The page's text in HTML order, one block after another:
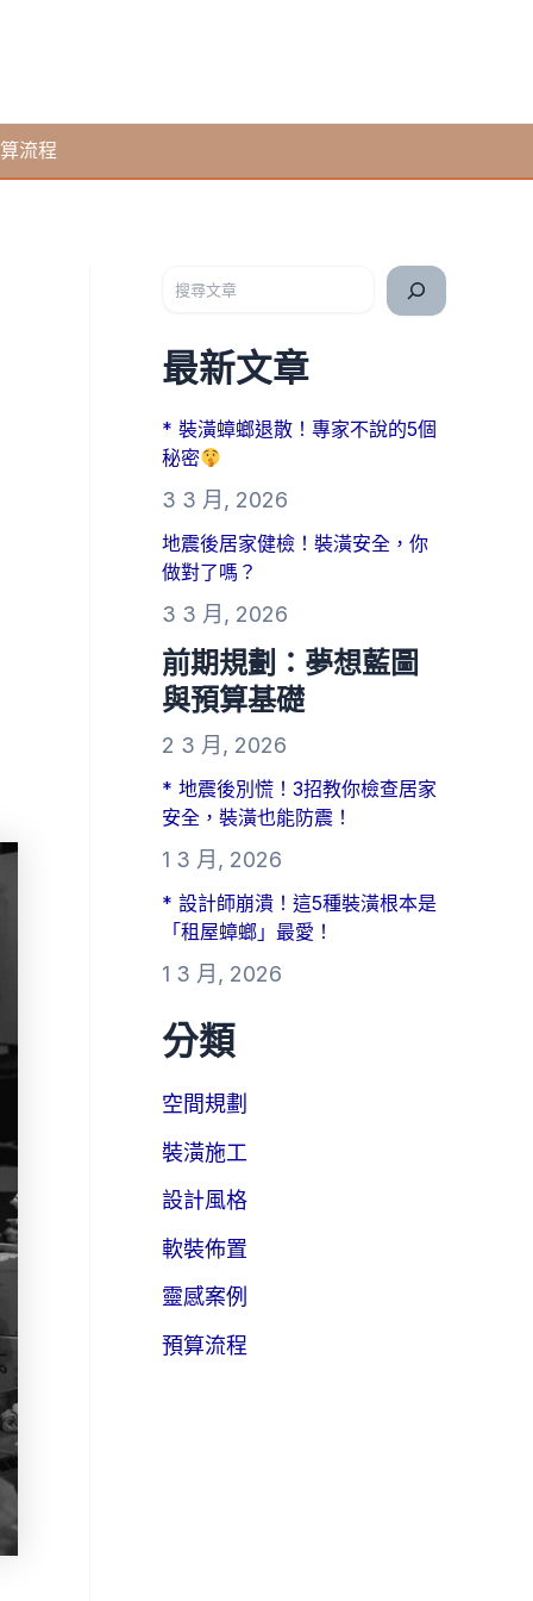
流程
最新文章
* 裝潢蟑螂退散！專家不說的5個
秘密
3 3 月, 2026
地震後居家健檢！裝潢安全，你
做對了嗎？
3 3 月, 2026
前期規劃：夢想藍圖
與預算基礎
2 3 月, 2026
* 地震後別慌！3招教你檢查居家
安全，裝潢也能防震！
1 3 月, 2026
* 設計師崩潰！這5種裝潢根本是
「租屋蟑螂」最愛！
1 3 月, 2026
分類
空間規劃
裝潢施工
設計風格
軟裝佈置
靈感案例
預算流程